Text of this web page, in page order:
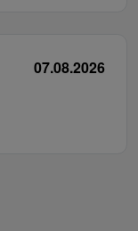
07.08.2026